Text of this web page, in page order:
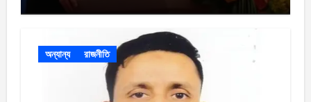
অন্যান্য রাজনীতি